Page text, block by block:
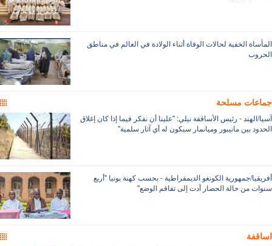
الخفية لحالات الوفاة أثناء الولادة في العالم في مناطق
مسلحة
الهند - رئيس الأساقفة نيلي: "علينا أن نفكر فيما إذا كان إغلاق
بين مانيبور وميانمار سيكون له أي آثار سلمية"
جمهورية الكونغو الديمقراطية - بحسب كهنة بونيا "أربع
من حالة الحصار أدت إلى تفاقم الوضع"